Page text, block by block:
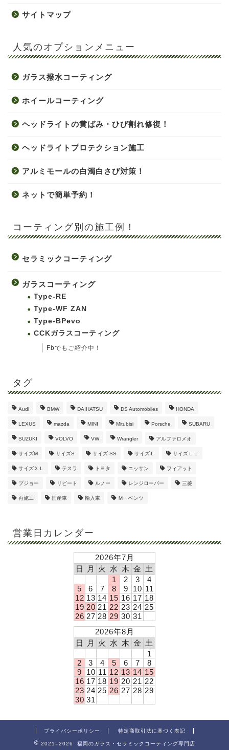
サイトマップ
人気のオプションメニュー
ガラス撥水コーティング
ホイールコーティング
ヘッドライトの黄ばみ・ひび割れ修復！
ヘッドライトプロテクション施工
アルミモールの白濁白さび対策！
ネットで簡単予約！
コーティング別の施工例！
セラミックコーティング
ガラスコーティング
Type-RE
Type-WF ZAN
Type-BPevo
CCKガラスコーティング
Fbでもご紹介中！
タグ
Audi BMW DAIHATSU DS Automobiles HONDA
LEXUS mazda MINI Mitubisi Porsche SUBARU
SUZUKI VOLVO VW Wrangler アルファロメオ
サイズM サイズS サイズ SS サイズＬ サイズＬＬ
サイズＸＬ テスラ トヨタ ニッサン フィアット
プジョー リピート ルノー レンジローバー 三菱
再施工 国産車 輸入車 Ｍ・ベンツ
営業日カレンダー
2026年7月
日
月 火 水 木 金 土
1
2 3
4
5
6 7 8 9 10 11
12 13 14 15 16 17 18
19 20 21 22 23 24 25
26 27 28 29 30 31
2026年8月
日
月 火 水 木 金 土
1
2
3 4 5 6 7
8
9
10 11 12 13 14 15
16 17 18 19 20 21 22
23 24 25 26 27 28 29
30 31
プライバシーポリシー 特定商取引法に基づく表記
2021–2026 福岡のガラス・セラミックコーティング専門店